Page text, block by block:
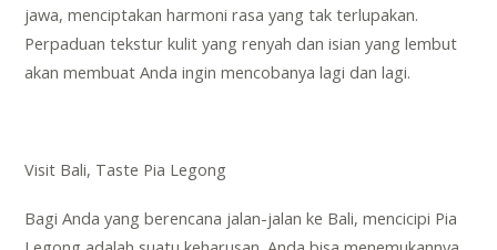
jawa, menciptakan harmoni rasa yang tak terlupakan.
Perpaduan tekstur kulit yang renyah dan isian yang lembut
akan membuat Anda ingin mencobanya lagi dan lagi.
Visit Bali, Taste Pia Legong
Bagi Anda yang berencana jalan-jalan ke Bali, mencicipi Pia